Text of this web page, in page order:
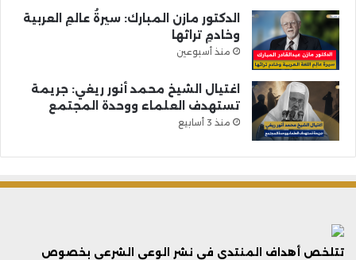
الدكتور مازن المبارك: سيرةُ عالمِ العربية
وخادمِ تراثها
منذ أسبوعين
اغتيال الشيخ محمد أنور ريغي: جريمة
تستهدف العلماء ووحدة المجتمع
منذ 3 أسابيع
تتلخص أهداف المنتدى فى نشر الوعي الشرعي بخصوص